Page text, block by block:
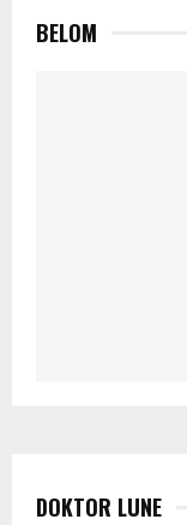
BELOM
DOKTOR LUNE